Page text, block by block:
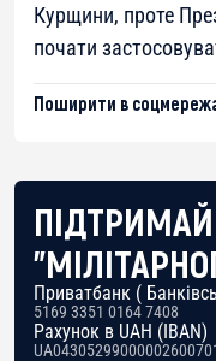
Курщини, проте
почати
Поширити в
ПІДТРИМАЙ
Приватбанк (
5169 3351 0164 7408
Рахунок в UAH (IBAN)